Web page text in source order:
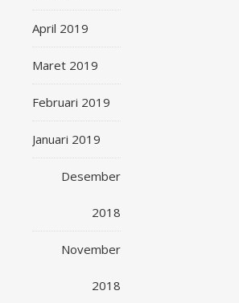
April 2019
Maret 2019
Februari 2019
Januari 2019
Desember
2018
November
2018